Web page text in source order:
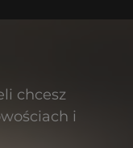
chcesz
i